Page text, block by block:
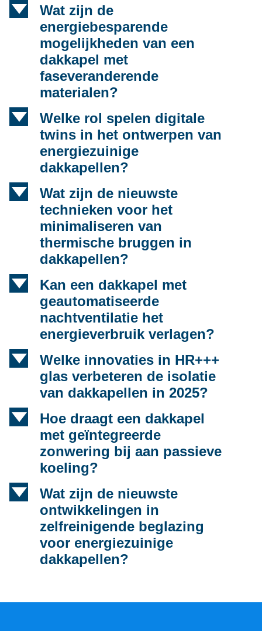
d
Wat zijn de
energiebesparende
mogelijkheden van een
dakkapel met
faseveranderende
materialen?
d
Welke rol spelen digitale
twins in het ontwerpen van
energiezuinige
dakkapellen?
d
Wat zijn de nieuwste
technieken voor het
minimaliseren van
thermische bruggen in
dakkapellen?
d
Kan een dakkapel met
geautomatiseerde
nachtventilatie het
energieverbruik verlagen?
d
Welke innovaties in HR+++
glas verbeteren de isolatie
van dakkapellen in 2025?
d
Hoe draagt een dakkapel
met geïntegreerde
zonwering bij aan passieve
koeling?
d
Wat zijn de nieuwste
ontwikkelingen in
zelfreinigende beglazing
voor energiezuinige
dakkapellen?